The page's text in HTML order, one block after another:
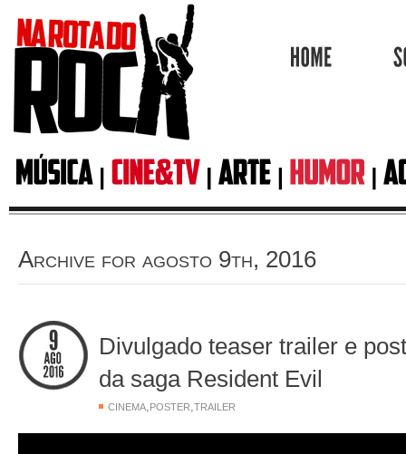
Archive for agosto 9th, 2016
Divulgado teaser trailer e
da saga Resident Evil
CINEMA, POSTER,TRAILER